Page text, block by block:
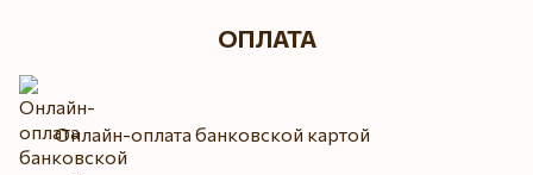
ОПЛАТА
Онлайн-оплата банковской картой